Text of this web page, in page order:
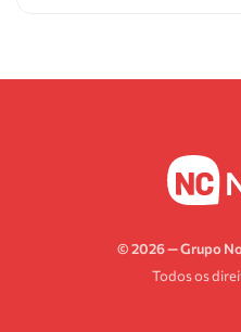
© 2026 — Grupo
Todos os